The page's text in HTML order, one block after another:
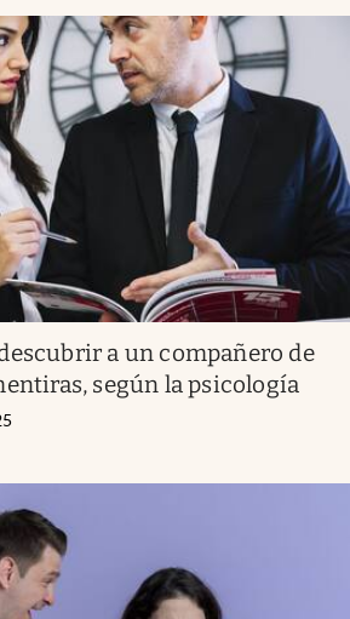
a un compañero de
según la psicología